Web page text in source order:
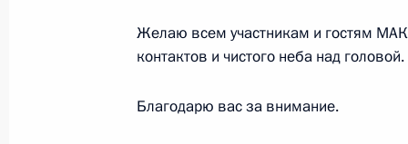
Внесены изменения в статьи 10 и
Желаю всем участникам и гостям
контактов и чистого неба над головой.
Благодарю вас за внимание.